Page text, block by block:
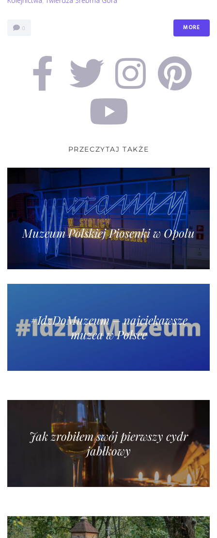
0 MORE
PRZECZYTAJ TAKŻE
Muzeum Polskiej Piosenki w Opolu
#IdzDoMuzeum – najciekawsze
muzea w Polsce
Jak zrobiłem swój pierwszy cydr
jabłkowy